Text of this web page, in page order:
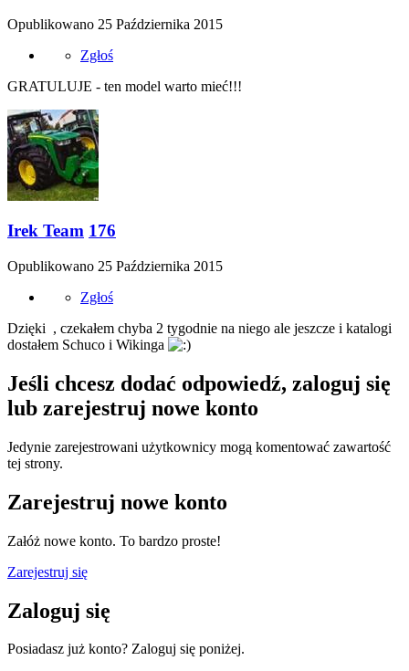
Opublikowano 25 Października 2015
Zgłoś
GRATULUJE - ten model warto mieć!!!
Irek Team 176
Opublikowano 25 Października 2015
Zgłoś
Dzięki , czekałem chyba 2 tygodnie na niego ale jeszcze i katalogi
dostałem Schuco i Wikinga
Jeśli chcesz dodać odpowiedź, zaloguj się
lub zarejestruj nowe konto
Jedynie zarejestrowani użytkownicy mogą komentować zawartość
tej strony.
Zarejestruj nowe konto
Załóż nowe konto. To bardzo proste!
Zarejestruj się
Zaloguj się
Posiadasz już konto? Zaloguj się poniżej.